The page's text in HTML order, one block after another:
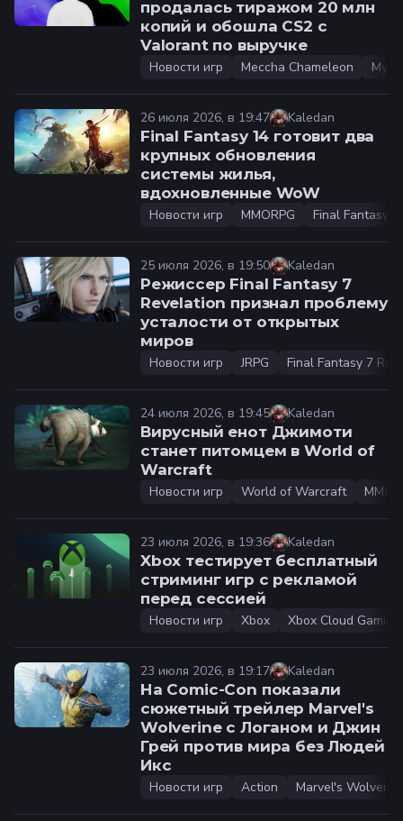
продалась тиражом 20 млн
копий и обошла CS2 с
Valorant по выручке
Новости игр Meccha Chameleon
26 июля 2026, в 19:47 Kaledan
Final Fantasy 14 готовит два
крупных обновления
системы жилья,
вдохновленные WoW
Новости игр MMORPG Final Fantasy
25 июля 2026, в 19:50 Kaledan
Режиссер Final Fantasy 7
Revelation признал проблему
усталости от открытых
миров
Новости игр JRPG Final Fantasy 7
24 июля 2026, в 19:45 Kaledan
Вирусный енот Джимоти
станет питомцем в World of
Warcraft
Новости игр World of Warcraft
23 июля 2026, в 19:36 Kaledan
Xbox тестирует бесплатный
стриминг игр с рекламой
перед сессией
Новости игр Xbox Xbox Cloud Gaming
23 июля 2026, в 19:17 Kaledan
На Comic-Con показали
сюжетный трейлер Marvel's
Wolverine с Логаном и Джин
Грей против мира без Людей
Икс
Новости игр Action Marvel's